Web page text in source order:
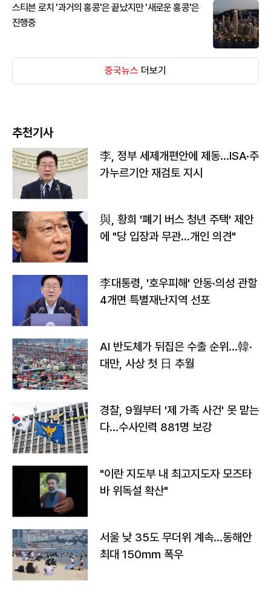
스티븐 로치 '과거의 홍콩'은 끝났지만 '새로운 홍콩'은
진행중
중국뉴스 더보기
추천기사
李, 정부 세제개편안에 제동…ISA·주
가누르기안 재검토 지시
與, 황희 '폐기 버스 청년 주택' 제안
에 "당 입장과 무관…개인 의견"
李대통령, '호우피해' 안동·의성 관할
4개면 특별재난지역 선포
AI 반도체가 뒤집은 수출 순위…韓·
대만, 사상 첫 日 추월
경찰, 9월부터 '제 가족 사건' 못 맡는
다…수사인력 881명 보강
"이란 지도부 내 최고지도자 모즈타
바 위독설 확산"
서울 낮 35도 무더위 계속…동해안
최대 150㎜ 폭우